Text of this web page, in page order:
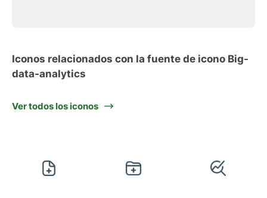
Iconos relacionados con la fuente de icono Big-
data-analytics
Ver todos los iconos